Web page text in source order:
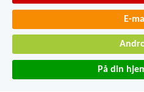
E-
På din